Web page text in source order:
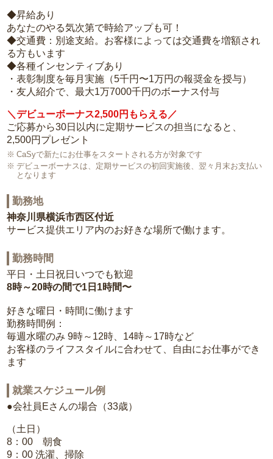
◆昇給あり
あなたのやる気次第で時給アップも可！
◆交通費：別途支給。お客様によっては交通費を増額され
る方もいます
◆各種インセンティブあり
・表彰制度を毎月実施（5千円〜1万円の報奨金を授与）
・友人紹介で、最大1万7000千円のボーナス付与
＼デビューボーナス2,500円もらえる／
ご応募から30日以内に定期サービスの担当になると、
2,500円プレゼント
CaSyで新たにお仕事をスタートされる方が対象です
デビューボーナスは、定期サービスの初回実施後、翌々月末お支払い
となります
勤務地
神奈川県横浜市西区付近
サービス提供エリア内のお好きな場所で働けます。
勤務時間
平日・土日祝日いつでも歓迎
8時～20時の間で1日1時間〜
好きな曜日・時間に働けます
勤務時間例：
毎週水曜のみ 9時～12時、14時～17時など
お客様のライフスタイルに合わせて、自由にお仕事ができ
ます
就業スケジュール例
●会社員Eさんの場合（33歳）
（土日）
8：00 朝食
9：00 洗濯、掃除